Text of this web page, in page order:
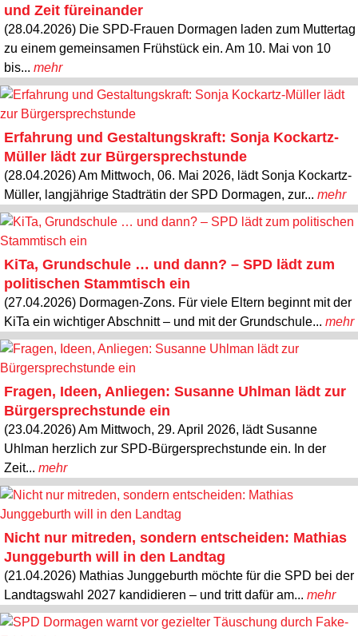
und Zeit füreinander
(28.04.2026) Die SPD-Frauen Dormagen laden zum Muttertag
zu einem gemeinsamen Frühstück ein. Am 10. Mai von 10
bis... mehr
Erfahrung und Gestaltungskraft: Sonja Kockartz-
Müller lädt zur Bürgersprechstunde
(28.04.2026) Am Mittwoch, 06. Mai 2026, lädt Sonja Kockartz-
Müller, langjährige Stadträtin der SPD Dormagen, zur... mehr
KiTa, Grundschule … und dann? – SPD lädt zum
politischen Stammtisch ein
(27.04.2026) Dormagen-Zons. Für viele Eltern beginnt mit der
KiTa ein wichtiger Abschnitt – und mit der Grundschule... mehr
Fragen, Ideen, Anliegen: Susanne Uhlman lädt zur
Bürgersprechstunde ein
(23.04.2026) Am Mittwoch, 29. April 2026, lädt Susanne
Uhlman herzlich zur SPD-Bürgersprechstunde ein. In der
Zeit... mehr
Nicht nur mitreden, sondern entscheiden: Mathias
Junggeburth will in den Landtag
(21.04.2026) Mathias Junggeburth möchte für die SPD bei der
Landtagswahl 2027 kandidieren – und tritt dafür am... mehr